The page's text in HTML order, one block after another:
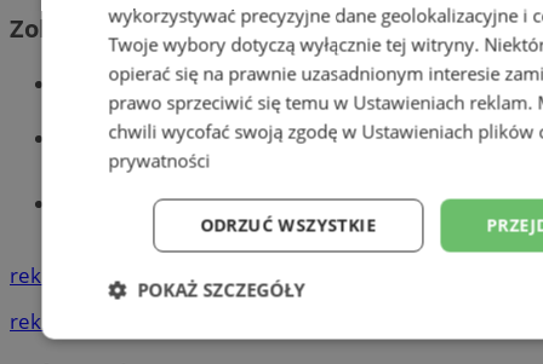
Zobacz również
Wiadomości kryminalne w Wodzisławiu
Wiadomości lokalne
Tworzenie stron www - Wodzisław
reklama
reklama
wykorzystywać precyzyjne dane geolokalizacyjne i
Twoje wybory dotyczą wyłącznie tej witryny.
opierać się na prawnie uzasadnionym interesie
prawo sprzeciwić się temu w Ustawieniach reklam.
chwili wycofać swoją zgodę w Ustawieniach plików
prywatności
ODRZUĆ WSZYSTKIE
POKAŻ SZCZEGÓŁY
Niezbędne Wydajność